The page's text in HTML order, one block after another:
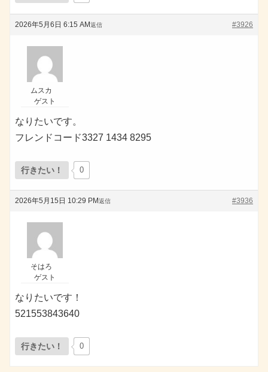
2026年5月6日 6:15 AM #3926
返信
ムスカ
ゲスト
なりたいです。
フレンドコード3327 1434 8295
行きたい！ 0
2026年5月15日 10:29 PM #3936
返信
そはろ
ゲスト
なりたいです！
521553843640
行きたい！ 0